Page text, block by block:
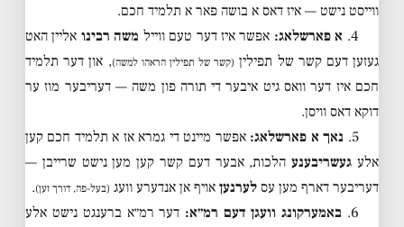
ווייסט נישט — איז דאס א בושה פאר א תלמיד חכם.
4. א פארשלאג: אפשר איז דער טעם ווייל משה רבינו אליין האט
געזען דעם קשר של תפילין (קשר של תפילין הראהו למשה), און דער תלמיד
חכם איז דער וואס גיט איבער די תורה פון משה — דעריבער מוז ער
דוקא דאס וויסן.
5. נאך א פארשלאג: אפשר מיינט די גמרא אז א תלמיד חכם קען
אלע געשריבענעהלכות, אבער דעם קשר קען מען נישט שרייבן —
דעריבער דארף מען עס לערנען אויף אן אנדערע וועג (בעל-פה, דורך זען).
6. באמערקונג וועגן דעם רמ״א: דער רמ״א ברענגט נישט אלע